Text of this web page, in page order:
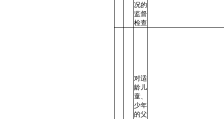
况的
监督
检查
对适
龄儿
童、
少年
的父